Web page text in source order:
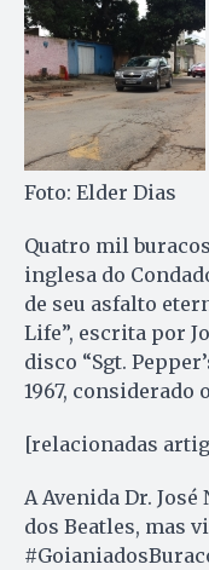
Foto: Elder Dias
Quatro mil
inglesa do
de seu asfalto
Life”, escrita por
disco “Sgt.
1967,
[relacionadas
A Avenida Dr.
dos Beatles, mas